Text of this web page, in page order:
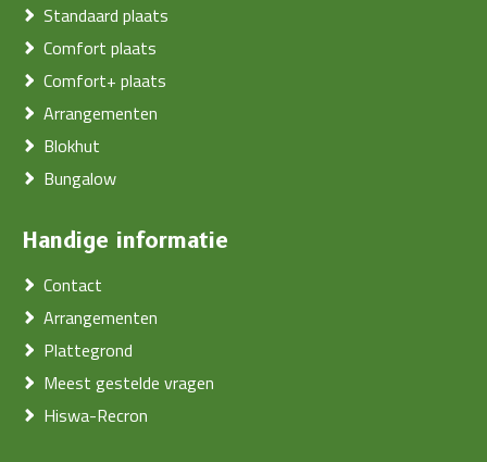
Standaard plaats
Comfort plaats
Comfort+ plaats
Arrangementen
Blokhut
Bungalow
Handige informatie
Contact
Arrangementen
Plattegrond
Meest gestelde vragen
Hiswa-Recron